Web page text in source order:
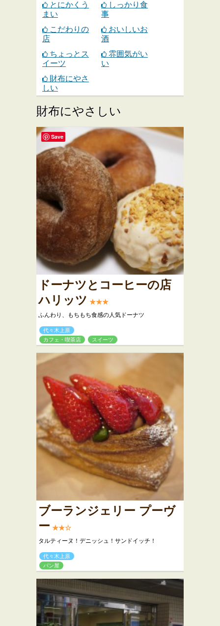
とにかくう
まい
しっかり食
事
こだわりの
店
おいしいお
酒
ちょっとス
イーツ
雰囲気がい
い
財布にやさ
しい
財布にやさしい
ドーナツとコーヒーの店
ハリッツ ★★★
ふんわり、もちもち食感の人気ドーナツ
代々木上原
カフェ・喫茶店
スイーツ
ブーランジェリー プーヴ
ー ★★☆
タルティーヌ！デニッシュ！サンドイッチ！
代々木上原
パン屋
Save